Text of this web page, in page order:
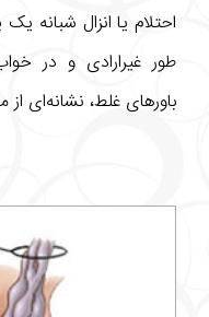
احتلام یا انزال شبانه
طور غیرارادی و در
باورهای غلط، نشانه‌ای